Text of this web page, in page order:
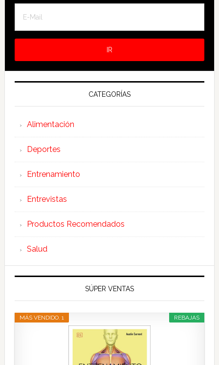
CATEGORÍAS
Alimentación
Deportes
Entrenamiento
Entrevistas
Productos Recomendados
Salud
SÚPER VENTAS
REBAJAS
MÁS VENDIDO. 1